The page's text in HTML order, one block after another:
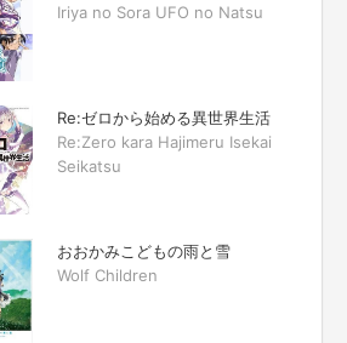
Iriya no Sora UFO no Natsu
Re:ゼロから始める異世界生活
Re:Zero kara Hajimeru Isekai
Seikatsu
おおかみこどもの雨と雪
Wolf Children